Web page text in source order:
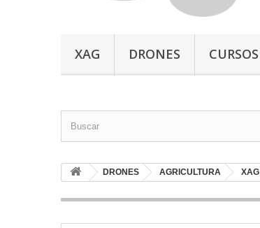
XAG DRONES CURSOS
DRONES AGRICULTURA XAG